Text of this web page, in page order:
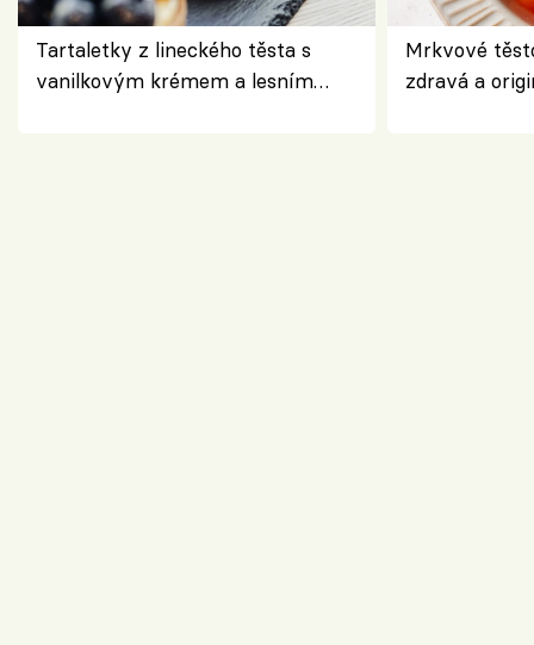
Tartaletky z lineckého těsta s
vanilkovým krémem a lesním
Mrkvové
zdravá a